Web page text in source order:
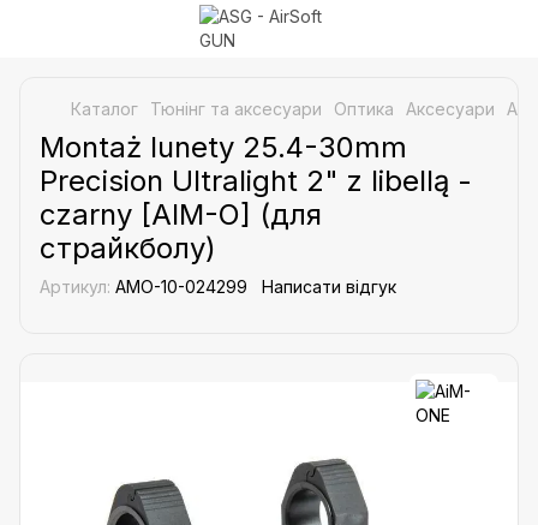
Каталог Тюнінг та аксесуари Оптика Аксесуари
Montaż lunety 25.4-30mm
Precision Ultralight 2" z libellą -
czarny [AIM-O] (для
страйкболу)
Артикул: AMO-10-024299 Написати відгук